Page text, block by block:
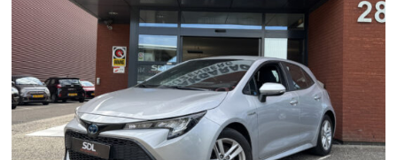
Achterbank in delen neerklapbaar
Airco
Armsteun
Armsteun achter
Armsteun voor